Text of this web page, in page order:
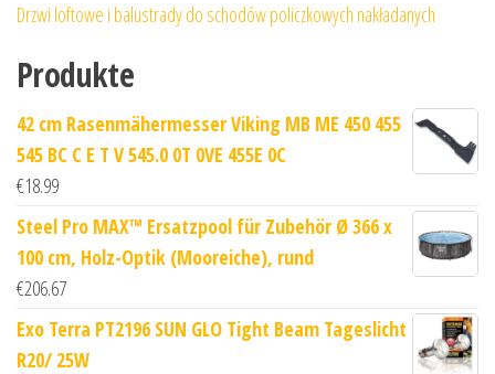
Drzwi loftowe i balustrady do schodów policzkowych nakładanych
Produkte
42 cm Rasenmähermesser Viking MB ME 450 455
545 BC C E T V 545.0 0T 0VE 455E 0C
€18.99
Steel Pro MAX™ Ersatzpool für Zubehör Ø 366 x
100 cm, Holz-Optik (Mooreiche), rund
€206.67
Exo Terra PT2196 SUN GLO Tight Beam Tageslicht
R20/ 25W